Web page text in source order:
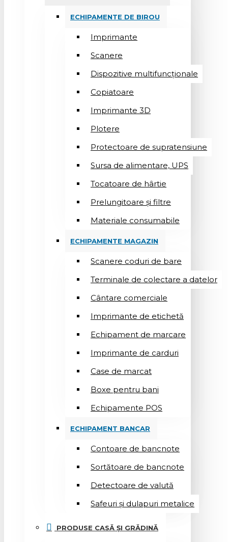
ECHIPAMENTE DE BIROU
Imprimante
Scanere
Dispozitive multifuncționale
Copiatoare
Imprimante 3D
Plotere
Protectoare de supratensiune
Sursa de alimentare, UPS
Tocatoare de hârtie
Prelungitoare și filtre
Materiale consumabile
ECHIPAMENTE MAGAZIN
Scanere coduri de bare
Terminale de colectare a datelor
Cântare comerciale
Imprimante de etichetă
Echipament de marcare
Imprimante de carduri
Case de marcat
Boxe pentru bani
Echipamente POS
ECHIPAMENT BANCAR
Contoare de bancnote
Sortătoare de bancnote
Detectoare de valută
Safeuri și dulapuri metalice
PRODUSE CASĂ ȘI GRĂDINĂ